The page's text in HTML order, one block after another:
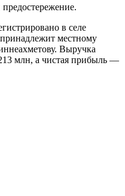
в селе
местному
Выручка
млн, а чистая прибыль —